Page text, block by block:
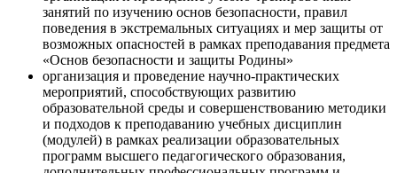
занятий по изучению основ безопасности, правил
поведения в экстремальных ситуациях и мер защиты от
возможных опасностей в рамках преподавания предмета
«Основ безопасности и защиты Родины»
организация и проведение научно-практических
мероприятий, способствующих развитию
образовательной среды и совершенствованию методики
и подходов к преподаванию учебных дисциплин
(модулей) в рамках реализации образовательных
программ высшего педагогического образования,